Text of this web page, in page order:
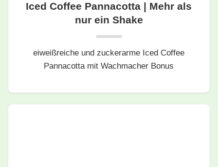
Iced Coffee Pannacotta | Mehr als
nur ein Shake
eiweißreiche und zuckerarme Iced Coffee
Pannacotta mit Wachmacher Bonus